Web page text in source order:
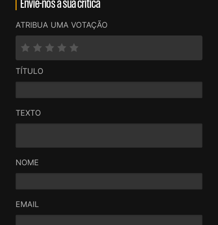
Envie-nos a sua crítica
ATRIBUA UMA VOTAÇÃO
TÍTULO
TEXTO
NOME
EMAIL